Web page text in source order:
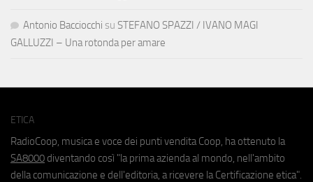
Antonio Bacciocchi su STEFANO SPAZZI / IVANO MAGI
GALLUZZI – Una rotonda per amare
ETICA
RadioCoop, musica e voce dei punti vendita Coop, ha ottenuto la
SA8000 diventando così "la prima azienda al mondo, nell'ambito
della comunicazione e dell'editoria, a ricevere la Certificazione etica".